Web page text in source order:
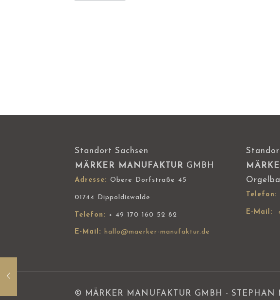
Standort Sachsen
MÄRKER MANUFAKTUR GMBH
Adresse: Obere Dorfstraße 45
01744 Dippoldiswalde
Telefon: + 49 170 160 52 82
E-Mail: hallo@maerker-manufaktur.de
Telefon:
E-Mail:
© MÄRKER MANUFAKTUR GMBH - STEPHAN